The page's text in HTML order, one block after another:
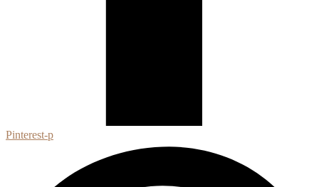
Pinterest-p